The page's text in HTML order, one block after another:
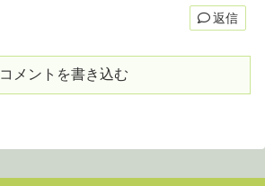
返信
コメントを書き込む